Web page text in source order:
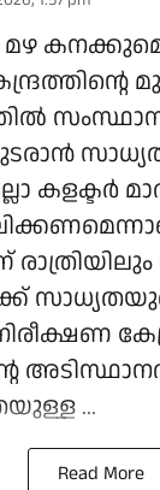
കളക്ടര്‍
...
Read More